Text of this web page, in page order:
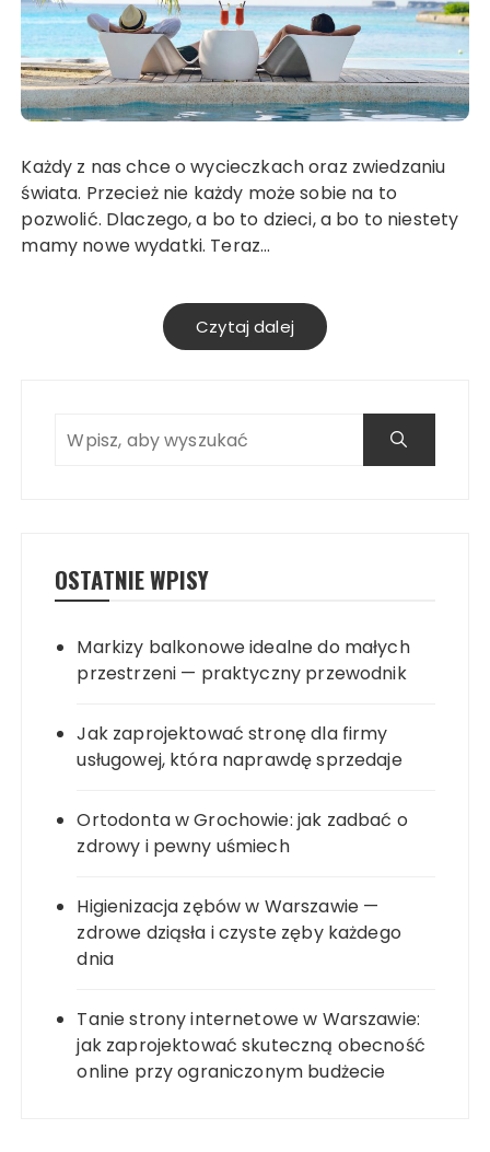
Każdy z nas chce o wycieczkach oraz zwiedzaniu
świata. Przecież nie każdy może sobie na to
pozwolić. Dlaczego, a bo to dzieci, a bo to niestety
mamy nowe wydatki. Teraz…
Czytaj dalej
OSTATNIE WPISY
Markizy balkonowe idealne do małych
przestrzeni — praktyczny przewodnik
Jak zaprojektować stronę dla firmy
usługowej, która naprawdę sprzedaje
Ortodonta w Grochowie: jak zadbać o
zdrowy i pewny uśmiech
Higienizacja zębów w Warszawie —
zdrowe dziąsła i czyste zęby każdego
dnia
Tanie strony internetowe w Warszawie:
jak zaprojektować skuteczną obecność
online przy ograniczonym budżecie